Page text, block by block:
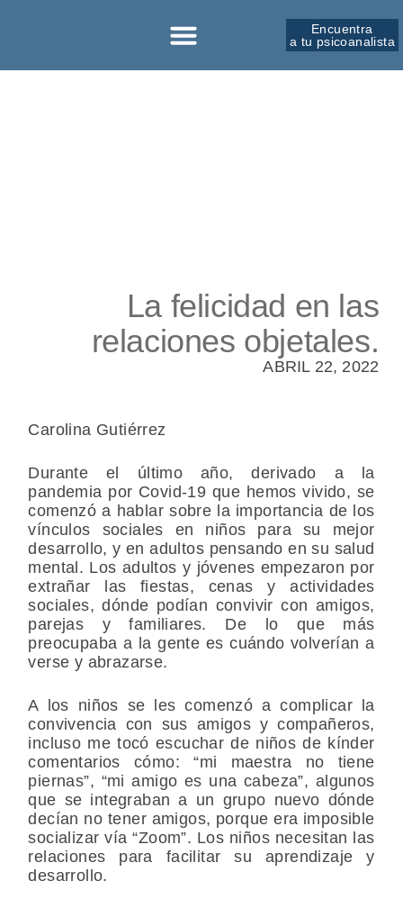
Encuentra
a tu psicoanalista
La felicidad en las
relaciones objetales.
ABRIL 22, 2022
Carolina Gutiérrez
Durante el último año, derivado a la
pandemia por Covid-19 que hemos vivido, se
comenzó a hablar sobre la importancia de los
vínculos sociales en niños para su mejor
desarrollo, y en adultos pensando en su salud
mental. Los adultos y jóvenes empezaron por
extrañar las fiestas, cenas y actividades
sociales, dónde podían convivir con amigos,
parejas y familiares. De lo que más
preocupaba a la gente es cuándo volverían a
verse y abrazarse.
A los niños se les comenzó a complicar la
convivencia con sus amigos y compañeros,
incluso me tocó escuchar de niños de kínder
comentarios cómo: “mi maestra no tiene
piernas”, “mi amigo es una cabeza”, algunos
que se integraban a un grupo nuevo dónde
decían no tener amigos, porque era imposible
socializar vía “Zoom”. Los niños necesitan las
relaciones para facilitar su aprendizaje y
desarrollo.